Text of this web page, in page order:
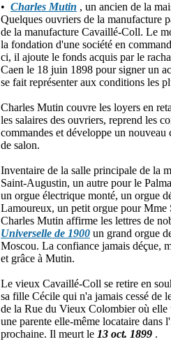
• Charles Mutin , un ancien de la
Quelques ouvriers de la manufacture
de la manufacture Cavaillé-Coll. Le
la fondation d'une société en
ci, il ajoute le fonds acquis par le
Caen le 18 juin 1898 pour signer un
se fait représenter aux conditions les
Charles Mutin couvre les loyers en
les salaires des ouvriers, reprend les
commandes et développe un nouveau
de salon.
Inventaire de la salle principale de la
Saint-Augustin, un autre pour le
un orgue électrique monté, un orgue
Lamoureux, un petit orgue pour Mme
Charles Mutin affirme les lettres de
Universelle de 1900 un grand orgue
Moscou. La confiance jamais déçue,
et grâce à Mutin.
Le vieux Cavaillé-Coll se retire en
sa fille Cécile qui n'a jamais cessé de
de la Rue du Vieux Colombier où elle
une parente elle-même locataire
prochaine. Il meurt le 13 oct. 1899 .